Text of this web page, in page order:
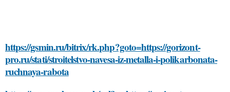
https://gsmin.ru/bitrix/rk.php?goto=https://gorizont-
pro.ru/stati/stroitelstvo-navesa-iz-metalla-i-polikarbonata-
ruchnaya-rabota